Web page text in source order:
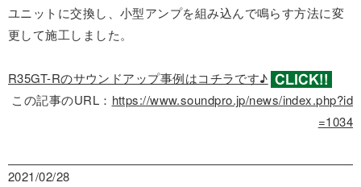
ユニットに交換し、小型アンプを組み込んで鳴らす方法に変
更して施工しました。
R35GT-Rのサウンドアップ事例はコチラです♪
この記事のURL： https://www.soundpro.jp/news/index.php?id
=1034
2021/02/28